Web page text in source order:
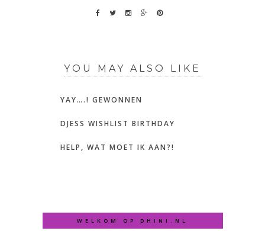
YOU MAY ALSO LIKE
YAY….! GEWONNEN
DJESS WISHLIST BIRTHDAY
HELP, WAT MOET IK AAN?!
WELKOM OP DHINI.NL